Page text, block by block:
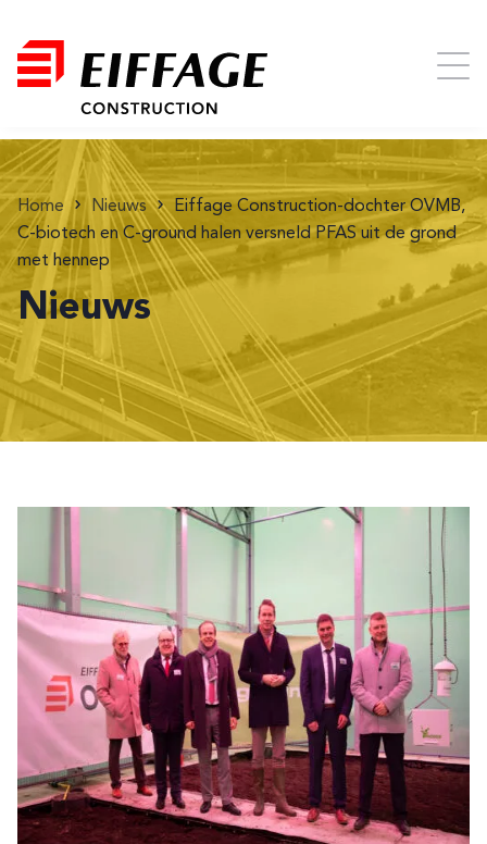
Home Nieuws
Eiffage Construction-dochter OVMB,
C-biotech en C-ground halen versneld PFAS uit de grond
met hennep
Nieuws